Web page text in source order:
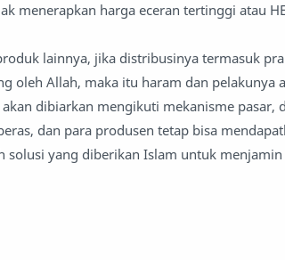
menerapkan harga eceran tertinggi atau
lainnya, jika distribusinya termasuk
oleh Allah, maka itu haram dan pelakunya
dibiarkan mengikuti mekanisme pasar,
dan para produsen tetap bisa
solusi yang diberikan Islam untuk